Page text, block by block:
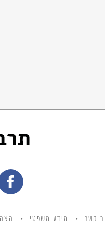
קשר מידע משפטי